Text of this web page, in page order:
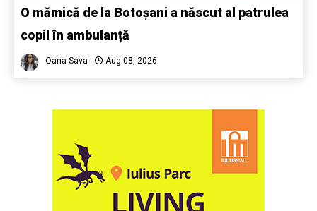
O mămică de la Botoșani a născut al patrulea
copil în ambulanță
Oana Sava Aug 08, 2026